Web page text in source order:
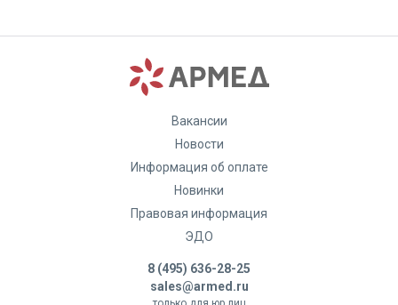
Вакансии
Новости
Информация об оплате
Новинки
Правовая информация
ЭДО
8 (495) 636-28-25
sales@armed.ru